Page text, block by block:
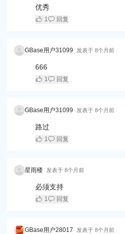
优秀
1 回复
GBase用户31099 发表于 8个月前
666
1 回复
GBase用户31099 发表于 8个月前
路过
1 回复
星雨楼 发表于 8个月前
必须支持
1 回复
GBase用户28017 发表于 8个月前